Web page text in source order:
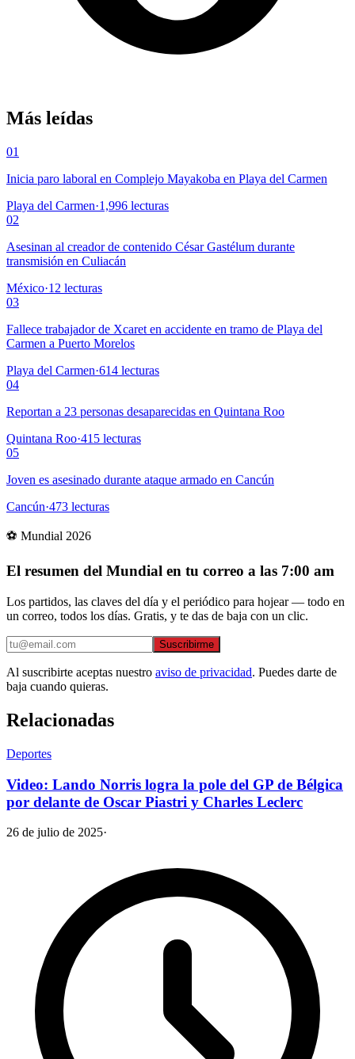
Más leídas
01
Inicia paro laboral en Complejo Mayakoba en Playa del Carmen
Playa del Carmen·1,996 lecturas
02
Asesinan al creador de contenido César Gastélum durante
transmisión en Culiacán
México·12 lecturas
03
Fallece trabajador de Xcaret en accidente en tramo de Playa del
Carmen a Puerto Morelos
Playa del Carmen·614 lecturas
04
Reportan a 23 personas desaparecidas en Quintana Roo
Quintana Roo·415 lecturas
05
Joven es asesinado durante ataque armado en Cancún
Cancún·473 lecturas
⚽ Mundial 2026
El resumen del Mundial en tu correo a las 7:00 am
Los partidos, las claves del día y el periódico para hojear — todo en
un correo, todos los días. Gratis, y te das de baja con un clic.
Suscribirme
Al suscribirte aceptas nuestro aviso de privacidad. Puedes darte de
baja cuando quieras.
Relacionadas
Deportes
Video: Lando Norris logra la pole del GP de Bélgica
por delante de Oscar Piastri y Charles Leclerc
26 de julio de 2025·